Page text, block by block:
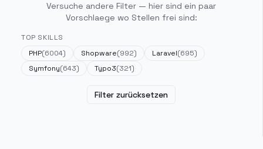
Versuche andere Filter — hier sind ein paar
Vorschlaege wo Stellen frei sind:
TOP SKILLS
PHP(6004) Shopware(992) Laravel(695)
Symfony(643) Typo3(321)
Filter zurücksetzen